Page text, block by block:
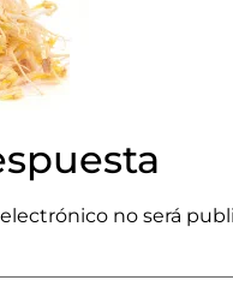
no será